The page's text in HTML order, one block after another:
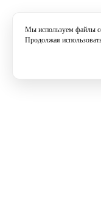
Мы используем файлы
Продолжая